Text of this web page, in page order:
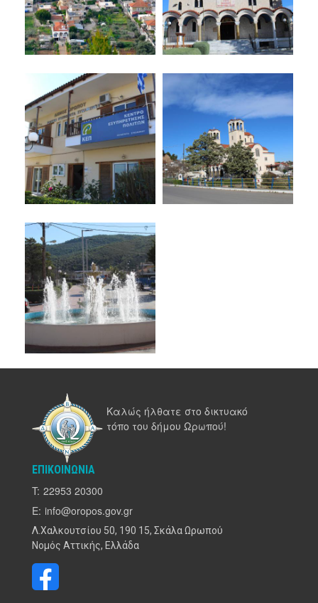
Καλώς ήλθατε στο δικτυακό
τόπο του δήμου Ωρωπού!
ΕΠΙΚΟΙΝΩΝΊΑ
T: 22953 20300
E: info@oropos.gov.gr
Λ.Χαλκουτσίου 50, 190 15, Σκάλα Ωρωπού
Νομός Αττικής, Ελλάδα